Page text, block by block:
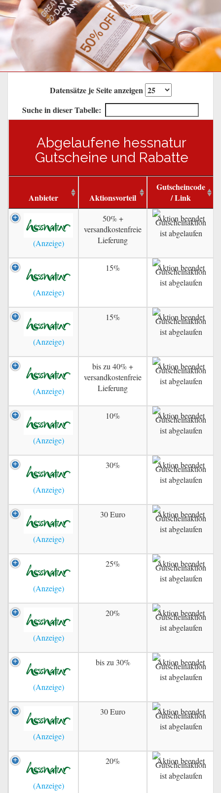
Datensätze je Seite anzeigen
Suche in dieser Tabelle:
Abgelaufene hessnatur
Gutscheine und Rabatte
Anbieter Aktionsvorteil
Gutscheincode
/ Link
50% +
versandkostenfreie
Lieferung
Aktion beendet
15% Aktion beendet
15% Aktion beendet
bis zu 40% +
versandkostenfreie
Lieferung
Aktion beendet
10% Aktion beendet
30% Aktion beendet
30 Euro Aktion beendet
25% Aktion beendet
20% Aktion beendet
bis zu 30% Aktion beendet
30 Euro Aktion beendet
20% Aktion beendet